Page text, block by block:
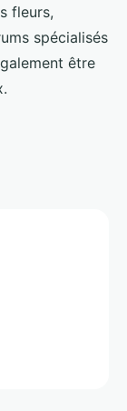
fleurs,
spécialisés
être